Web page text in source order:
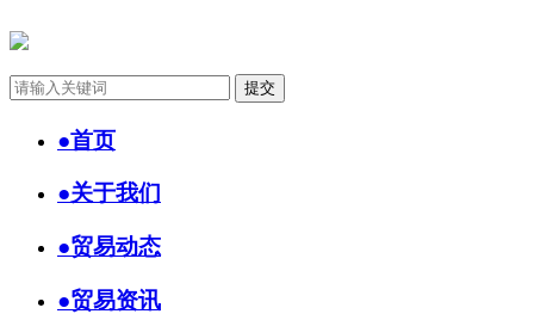
●首页
●关于我们
●贸易动态
●贸易资讯